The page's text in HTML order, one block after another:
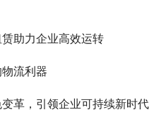
助力企业高效运转
流利器
革，引领企业可持续新时代